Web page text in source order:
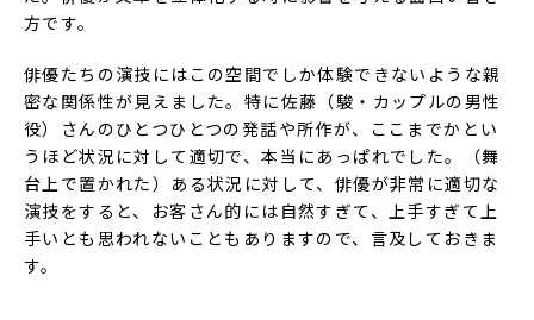
方です。
俳優たちの演技にはこの空間でしか体験できないような親
密な関係性が見えました。特に佐藤（駿・カップルの男性
役）さんのひとつひとつの発話や所作が、ここまでかとい
うほど状況に対して適切で、本当にあっぱれでした。（舞
台上で置かれた）ある状況に対して、俳優が非常に適切な
演技をすると、お客さん的には自然すぎて、上手すぎて上
手いとも思われないこともありますので、言及しておきま
す。